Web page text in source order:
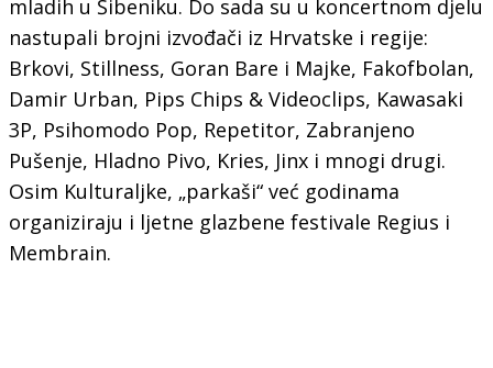
mladih u Šibeniku. Do sada su u koncertnom djelu
nastupali brojni izvođači iz Hrvatske i regije:
Brkovi, Stillness, Goran Bare i Majke, Fakofbolan,
Damir Urban, Pips Chips & Videoclips, Kawasaki
3P, Psihomodo Pop, Repetitor, Zabranjeno
Pušenje, Hladno Pivo, Kries, Jinx i mnogi drugi.
Osim Kulturaljke, „parkaši“ već godinama
organiziraju i ljetne glazbene festivale Regius i
Membrain.